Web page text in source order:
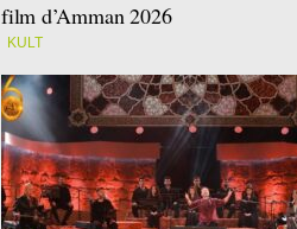
film d’Amman 2026
KULT